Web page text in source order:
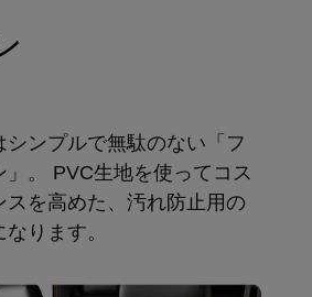
シンプルで無駄のない「フ
」。 PVC生地を使ってコス
スを高めた、汚れ防止用の
ります。